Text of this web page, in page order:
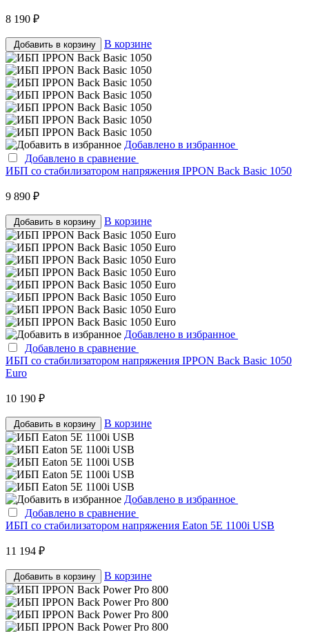
8 190 ₽
Добавить в корзину В корзине
Добавлено в избранное
Добавлено в сравнение
ИБП со стабилизатором напряжения IPPON Back Basic 1050
9 890 ₽
Добавить в корзину В корзине
Добавлено в избранное
Добавлено в сравнение
ИБП со стабилизатором напряжения IPPON Back Basic 1050
Euro
10 190 ₽
Добавить в корзину В корзине
Добавлено в избранное
Добавлено в сравнение
ИБП со стабилизатором напряжения Eaton 5E 1100i USB
11 194 ₽
Добавить в корзину В корзине